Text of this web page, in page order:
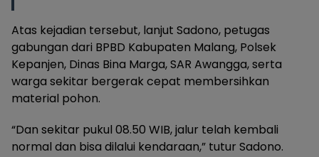
Atas kejadian tersebut, lanjut Sadono, petugas
gabungan dari BPBD Kabupaten Malang, Polsek
Kepanjen, Dinas Bina Marga, SAR Awangga, serta
warga sekitar bergerak cepat membersihkan
material pohon.
“Dan sekitar pukul 08.50 WIB, jalur telah kembali
normal dan bisa dilalui kendaraan,” tutur Sadono.